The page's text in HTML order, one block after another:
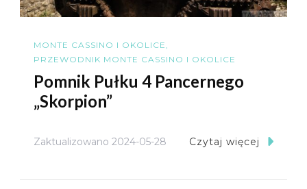
MONTE CASSINO I OKOLICE
PRZEWODNIK MONTE CASSINO I OKOLICE
Pomnik Pułku 4 Pancernego
„Skorpion”
Zaktualizowano 2024-05-28 Czytaj więcej